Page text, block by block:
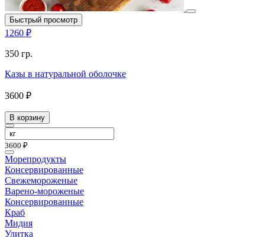
Быстрый просмотр
1260 ₽
350 гр.
Казы в натуральной оболочке
3600 ₽
В корзину
3600 ₽
Морепродукты
Консервированные
Свежемороженые
Варено-мороженые
Консервированные
Краб
Мидия
Улитка